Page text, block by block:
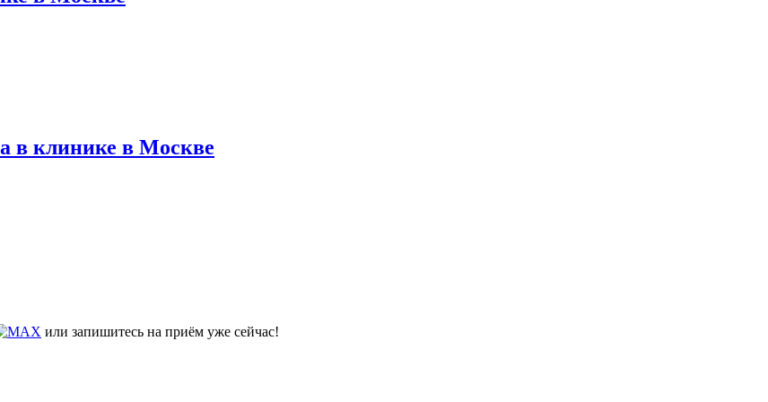
в клинике в Москве
или запишитесь на приём уже сейчас!